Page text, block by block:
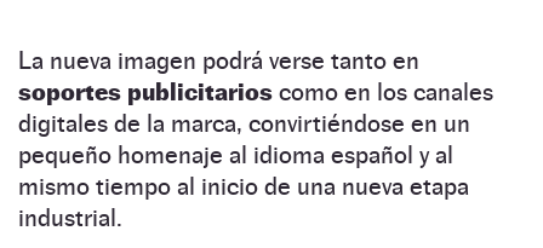
La nueva imagen podrá verse tanto en
soportes publicitarios como en los canales
digitales de la marca, convirtiéndose en un
pequeño homenaje al idioma español y al
mismo tiempo al inicio de una nueva etapa
industrial.